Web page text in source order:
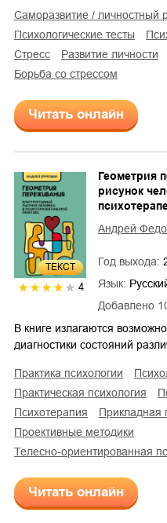
саморазвитие / личностный
психологические тесты
стресс
развитие личности
борьба со стрессом
Читать онлайн
ТЕКСТ
4
Добавлено
Геометрия
рисунок
Андрей
Год выхода:
Язык:
В книге излагаются
диагностики состояний
практика психологии
практическая психология
психотерапия
прикладная
проективные методики
телесно-ориентированная
Читать онлайн